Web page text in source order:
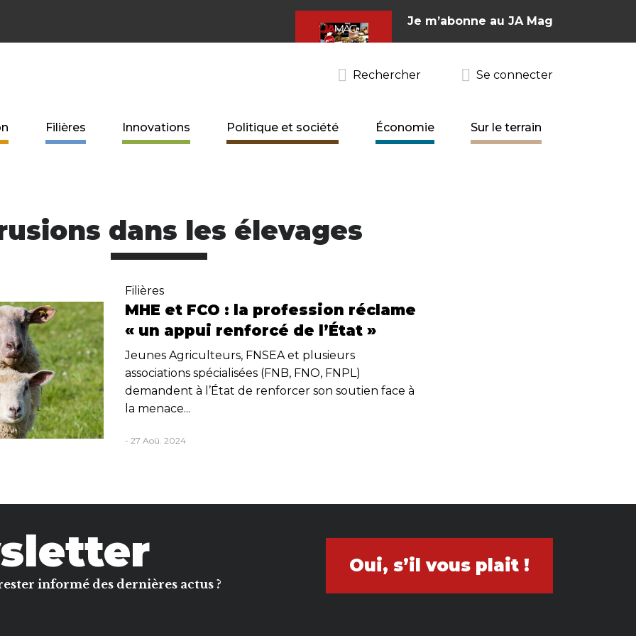
Je m’abonne au JA Mag
Rechercher Se connecter
Filières Innovations Politique et société Économie Sur le terrain
dans les élevages
Filières
MHE et FCO : la profession réclame
« un appui renforcé de l’État »
Jeunes Agriculteurs, FNSEA et plusieurs
associations spécialisées (FNB, FNO, FNPL)
demandent à l’État de renforcer son soutien face à
la menace...
- 27 Aoû. 2024
informé des dernières actus ?
Oui, s’il vous plait !